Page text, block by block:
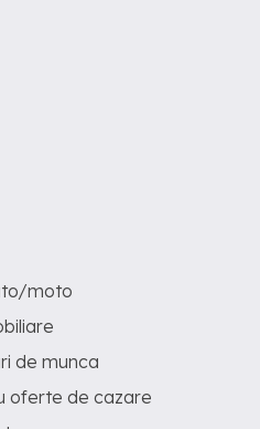
moto
de munca
oferte de cazare